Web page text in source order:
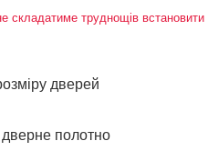
складатиме труднощів встановити
дверей
дверне полотно